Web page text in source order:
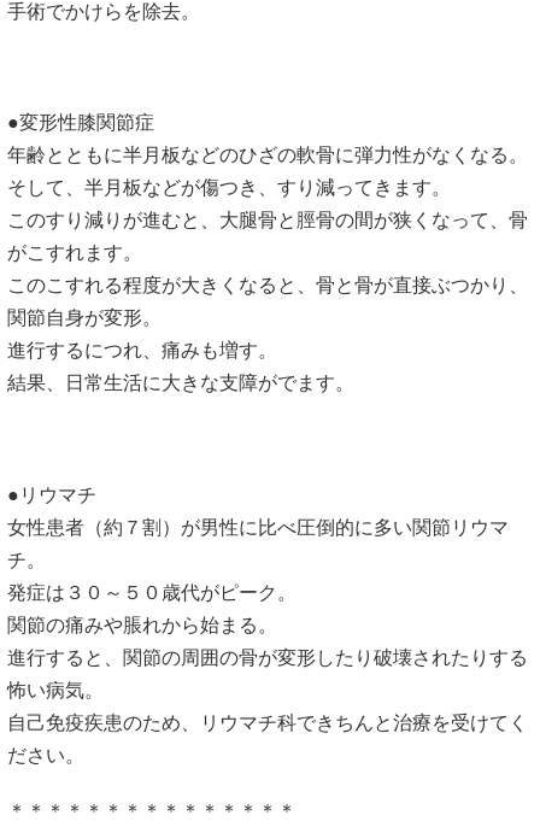
手術でかけらを除去。
●変形性膝関節症
年齢とともに半月板などのひざの軟骨に弾力性がなくなる。
そして、半月板などが傷つき、すり減ってきます。
このすり減りが進むと、大腿骨と脛骨の間が狭くなって、骨
がこすれます。
このこすれる程度が大きくなると、骨と骨が直接ぶつかり、
関節自身が変形。
進行するにつれ、痛みも増す。
結果、日常生活に大きな支障がでます。
●リウマチ
女性患者（約７割）が男性に比べ圧倒的に多い関節リウマ
チ。
発症は３０～５０歳代がピーク。
関節の痛みや脹れから始まる。
進行すると、関節の周囲の骨が変形したり破壊されたりする
怖い病気。
自己免疫疾患のため、リウマチ科できちんと治療を受けてく
ださい。
＊＊＊＊＊＊＊＊＊＊＊＊＊＊＊